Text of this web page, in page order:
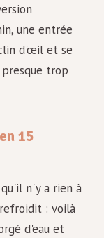
une entrée
d'œil et se
presque trop
15
n'y a rien à
: voilà
d'eau et